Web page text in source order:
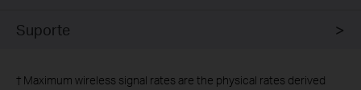
Suporte
† Maximum wireless signal rates are the physical rates derived